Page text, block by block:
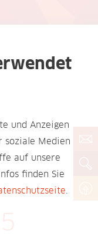
und Anzeigen
soziale Medien
auf unsere
finden Sie
.